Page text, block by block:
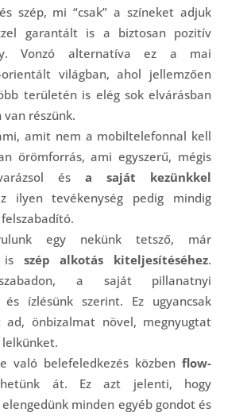
szép, mi “csak” a színeket adjuk
garantált is a biztosan pozitív
Vonzó alternatíva ez a mai
világban, ahol jellemzően
területén is elég sok elvárásban
részünk.
amit nem a mobiltelefonnal kell
örömforrás, ami egyszerű, mégis
ésa saját kezünkkel
ilyen tevékenység pedig mindig
egy nekünk tetsző, már
is szép alkotás kiteljesítéséhez.
a saját pillanatnyi
és ízlésünk szerint. Ez ugyancsak
ad, önbizalmat növel, megnyugtat
való belefeledkezés közbenflow-
át. Ez azt jelenti, hogy
minden egyéb gondot és